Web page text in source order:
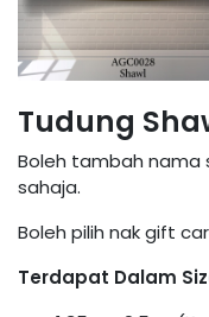
Tudung
Boleh tambah nama
sahaja.
Boleh pilih nak gift
Terdapat Dalam